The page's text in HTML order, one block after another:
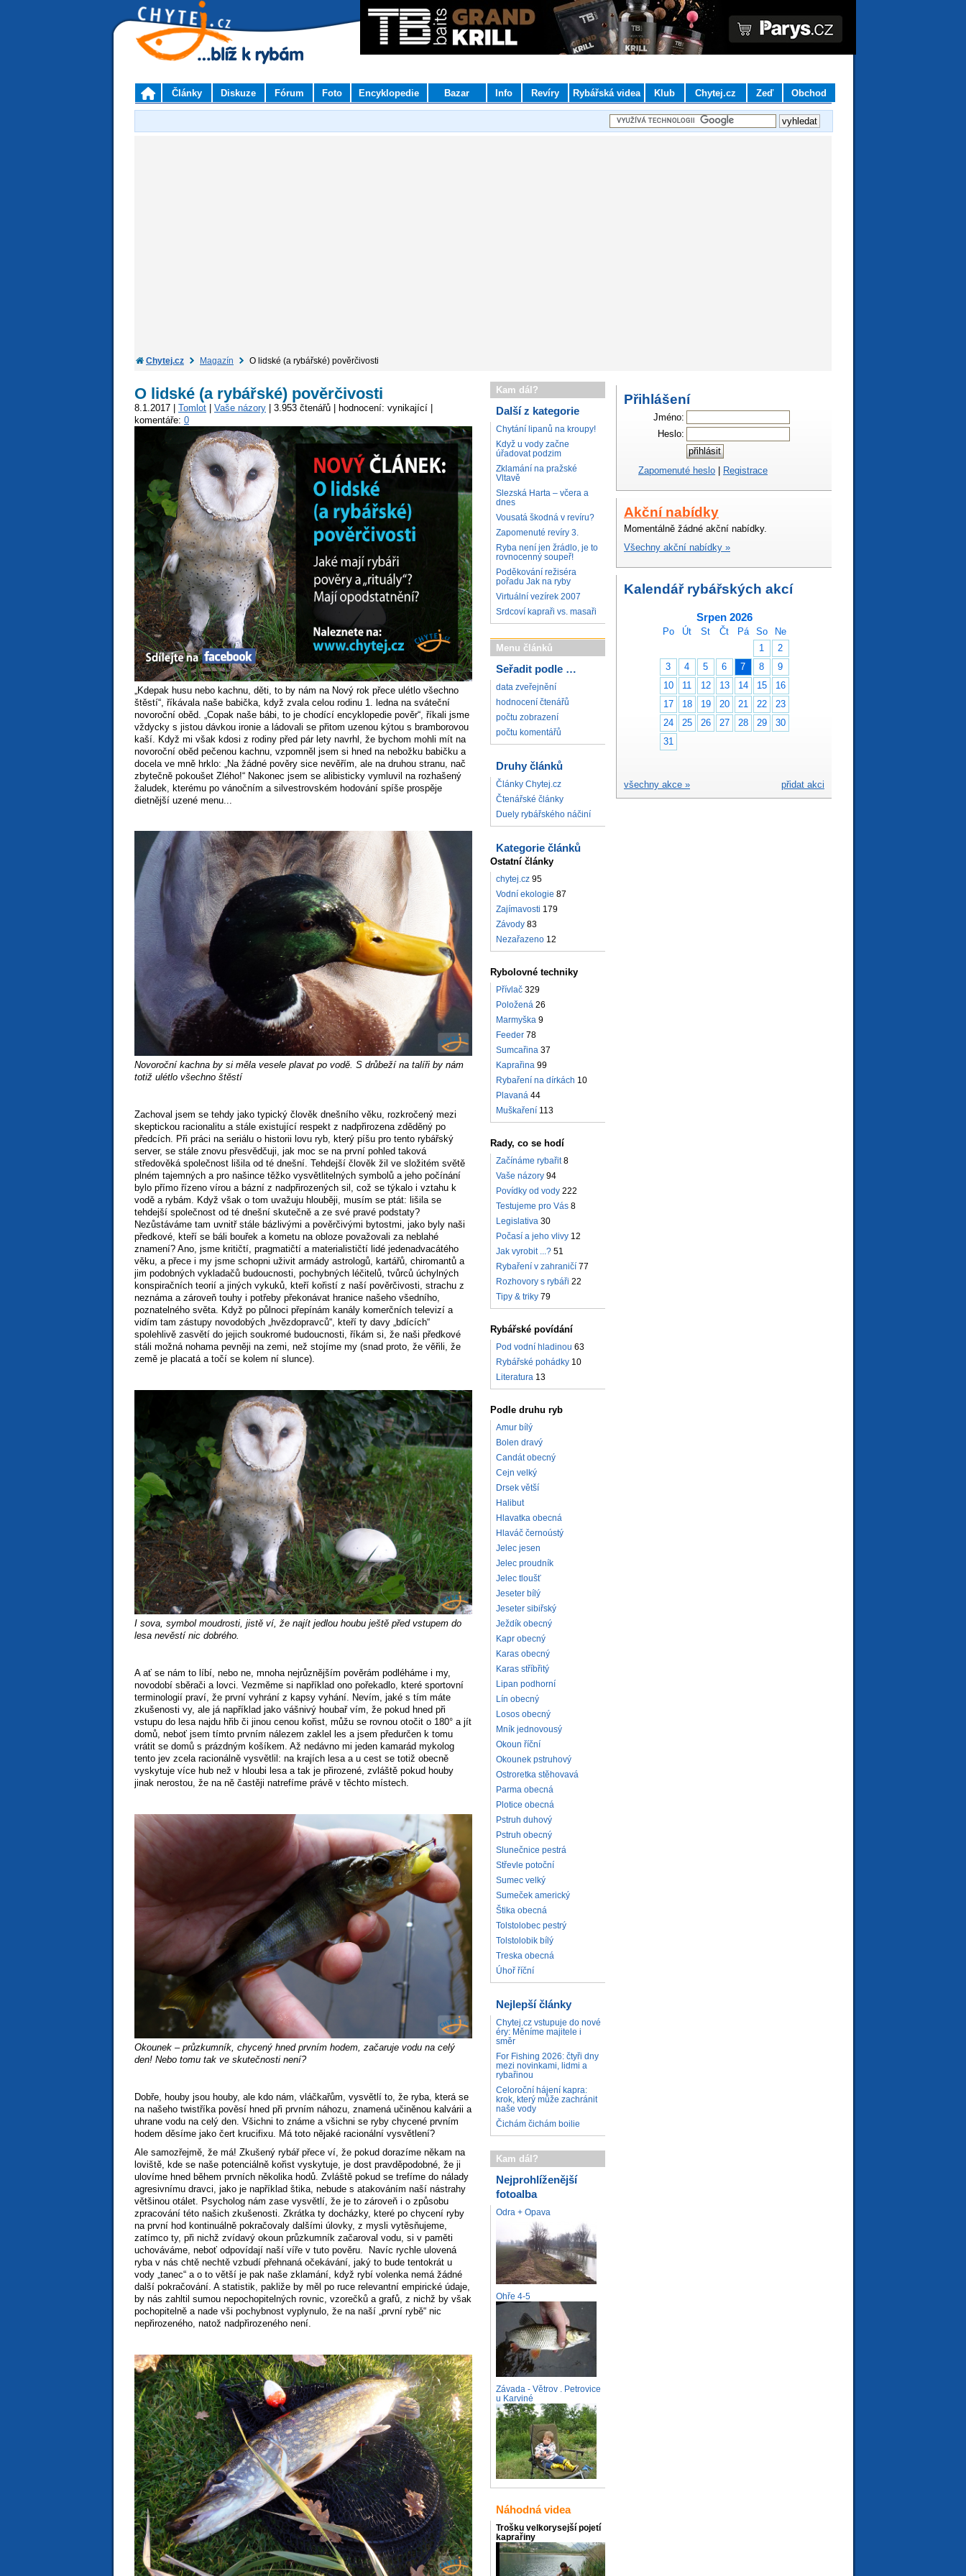
Články Diskuze Fórum Foto Encyklopedie Bazar Info Revíry Rybářská videa Klub Chytej.cz Zeď Obchod
Chytej.cz Magazín O lidské (a rybářské) pověrčivosti
O lidské (a rybářské) pověrčivosti
8.1.2017 | Tomlot Vaše názory | 3.953 čtenářů | hodnocení: vynikající |
komentáře: 0
„Kdepak husu nebo kachnu, děti, to by nám na Nový rok přece ulétlo všechno
štěstí“, říkávala naše babička, když zvala celou rodinu 1. ledna na sváteční
novoroční oběd. „Copak naše bábi, to je chodící encyklopedie pověr“, říkali jsme
vždycky s jistou dávkou ironie a ládovali se přitom uzenou kýtou s bramborovou
kaší. Když mi však kdosi z rodiny před pár lety navrhl, že bychom mohli mít na
novoroční oběd pečenou kachnu, vzpomněl jsem si hned na nebožku babičku a
docela ve mně hrklo: „Na žádné pověry sice nevěřím, ale na druhou stranu, nač
zbytečně pokoušet Zlého!“ Nakonec jsem se alibisticky vymluvil na rozhašený
žaludek, kterému po vánočním a silvestrovském hodování spíše prospěje
dietnější uzené menu...
Novoroční kachna by si měla vesele plavat po vodě. S drůbeží na talíři by nám
totiž ulétlo všechno štěstí
Zachoval jsem se tehdy jako typický člověk dnešního věku, rozkročený mezi
skeptickou racionalitu a stále existující respekt z nadpřirozena zděděný po
předcích. Při práci na seriálu o historii lovu ryb, který píšu pro tento rybářský
server, se stále znovu přesvědčuji, jak moc se na první pohled taková
středověká společnost lišila od té dnešní. Tehdejší člověk žil ve složitém světě
plném tajemných a pro našince těžko vysvětlitelných symbolů a jeho počínání
bylo přímo řízeno vírou a bázní z nadpřirozených sil, což se týkalo i vztahu k
vodě a rybám. Když však o tom uvažuju hlouběji, musím se ptát: lišila se
tehdejší společnost od té dnešní skutečně a ze své pravé podstaty?
Nezůstáváme tam uvnitř stále bázlivými a pověrčivými bytostmi, jako byly naši
předkové, kteří se báli bouřek a kometu na obloze považovali za neblahé
znamení? Ano, jsme kritičtí, pragmatičtí a materialističtí lidé jedenadvacátého
věku, a přece i my jsme schopni uživit armády astrologů, kartářů, chiromantů a
jim podobných vykladačů budoucnosti, pochybných léčitelů, tvůrců úchylných
konspiračních teorií a jiných vykuků, kteří kořistí z naší pověrčivosti, strachu z
neznáma a zároveň touhy i potřeby překonávat hranice našeho všedního,
poznatelného světa. Když po půlnoci přepínám kanály komerčních televizí a
vidím tam zástupy novodobých „hvězdopravců“, kteří ty davy „bdících“
spolehlivě zasvětí do jejich soukromé budoucnosti, říkám si, že naši předkové
stáli možná nohama pevněji na zemi, než stojíme my (snad proto, že věřili, že
země je placatá a točí se kolem ní slunce).
I sova, symbol moudrosti, jistě ví, že najít jedlou houbu ještě před vstupem do
lesa nevěstí nic dobrého.
A ať se nám to líbí, nebo ne, mnoha nejrůznějším pověrám podléháme i my,
novodobí sběrači a lovci. Vezměme si například ono pořekadlo, které sportovní
terminologií praví, že první vyhrání z kapsy vyhání. Nevím, jaké s tím máte
zkušenosti vy, ale já například jako vášnivý houbař vím, že pokud hned při
vstupu do lesa najdu hřib či jinou cenou kořist, můžu se rovnou otočit o 180° a jít
domů, neboť jsem tímto prvním nálezem zaklel les a jsem předurčen k tomu
vrátit se domů s prázdným košíkem. Až nedávno mi jeden kamarád mykolog
tento jev zcela racionálně vysvětlil: na krajích lesa a u cest se totiž obecně
vyskytuje více hub než v hloubi lesa a tak je přirozené, zvláště pokud houby
jinak nerostou, že na ně častěji natrefíme právě v těchto místech.
Okounek – průzkumník, chycený hned prvním hodem, začaruje vodu na celý
den! Nebo tomu tak ve skutečnosti není?
Dobře, houby jsou houby, ale kdo nám, vláčkařům, vysvětlí to, že ryba, která se
na našeho twistříka pověsí hned při prvním náhozu, znamená učiněnou kalvárii a
uhrane vodu na celý den. Všichni to známe a všichni se ryby chycené prvním
hodem děsíme jako čert krucifixu. Má toto nějaké racionální vysvětlení?
Ale samozřejmě, že má! Zkušený rybář přece ví, že pokud dorazíme někam na
loviště, kde se naše potenciálně kořist vyskytuje, je dost pravděpodobné, že ji
ulovíme hned během prvních několika hodů. Zvláště pokud se trefíme do nálady
agresivnímu dravci, jako je například štika, nebude s atakováním naší nástrahy
většinou otálet. Psycholog nám zase vysvětlí, že je to zároveň i o způsobu
zpracování této našich zkušenosti. Zkrátka ty docházky, které po chycení ryby
na první hod kontinuálně pokračovaly dalšími úlovky, z mysli vytěsňujeme,
zatímco ty, při nichž zvídavý okoun průzkumník začaroval vodu, si v paměti
uchováváme, neboť odpovídají naší víře v tuto pověru. Navíc rychle ulovená
ryba v nás chtě nechtě vzbudí přehnaná očekávání, jaký to bude tentokrát u
vody „tanec“ a o to větší je pak naše zklamání, když rybí volenka nemá žádné
další pokračování. A statistik, pakliže by měl po ruce relevantní empirické údaje,
by nás zahltil sumou nepochopitelných rovnic, vzorečků a grafů, z nichž by však
pochopitelně a nade vši pochybnost vyplynulo, že na naší „první rybě“ nic
nepřirozeného, natož nadpřirozeného není.
Kam dál?
Další z kategorie
Chytání lipanů na kroupy!
Když u vody začne
úřadovat podzim
Zklamání na pražské
Vltavě
Slezská Harta – včera a
dnes
Vousatá škodná v revíru?
Zapomenuté revíry 3.
Ryba není jen žrádlo, je to
rovnocenný soupeř!
Poděkování režiséra
pořadu Jak na ryby
Virtuální vezírek 2007
Srdcoví kapraři vs. masaři
Menu článků
Seřadit podle …
data zveřejnění
hodnocení čtenářů
počtu zobrazení
počtu komentářů
Druhy článků
Články Chytej.cz
Čtenářské články
Duely rybářského náčiní
Kategorie článků
Ostatní články
chytej.cz 95
Vodní ekologie 87
Zajímavosti 179
Závody 83
Nezařazeno 12
Rybolovné techniky
Přívlač 329
Položená 26
Marmyška 9
Feeder 78
Sumcařina 37
Kaprařina 99
Rybaření na dírkách 10
Plavaná 44
Muškaření 113
Rady, co se hodí
Začínáme rybařit 8
Vaše názory 94
Povídky od vody 222
Testujeme pro Vás 8
Legislativa 30
Počasí a jeho vlivy 12
Jak vyrobit ...? 51
Rybaření v zahraničí 77
Rozhovory s rybáři 22
Tipy & triky 79
Rybářské povídání
Pod vodní hladinou 63
Rybářské pohádky 10
Literatura 13
Podle druhu ryb
Amur bílý
Bolen dravý
Candát obecný
Cejn velký
Drsek větší
Halibut
Hlavatka obecná
Hlaváč černoústý
Jelec jesen
Jelec proudník
Jelec tloušť
Jeseter bílý
Jeseter sibiřský
Ježdík obecný
Kapr obecný
Karas obecný
Karas stříbřitý
Lipan podhorní
Lín obecný
Losos obecný
Mník jednovousý
Okoun říční
Okounek pstruhový
Ostroretka stěhovavá
Parma obecná
Plotice obecná
Pstruh duhový
Pstruh obecný
Slunečnice pestrá
Střevle potoční
Sumec velký
Sumeček americký
Štika obecná
Tolstolobec pestrý
Tolstolobik bílý
Treska obecná
Úhoř říční
Nejlepší články
Chytej.cz vstupuje do nové
éry: Měníme majitele i
směr
For Fishing 2026: čtyři dny
mezi novinkami, lidmi a
rybařinou
Celoroční hájení kapra:
krok, který může zachránit
naše vody
Čichám čichám boilie
Kam dál?
Nejprohlíženější
fotoalba
Odra + Opava
Ohře 4-5
Závada - Větrov . Petrovice
u Karviné
Náhodná videa
Trošku velkorysejší pojetí
kaprařiny
Přihlášení
Jméno:
Heslo:
Zapomenuté heslo | Registrace
Akční nabídky
Momentálně žádné akční nabídky.
Všechny akční nabídky »
Kalendář rybářských akcí
Srpen 2026
Po Út St Čt Pá So
Ne
1
2
3
4 5 6 7 8
9
10
11 12 13 14 15
16
17
18 19 20 21 22
23
24
25 26 27 28 29
30
31
přidat akci
všechny akce »